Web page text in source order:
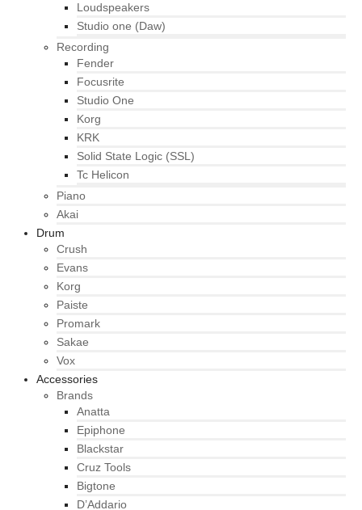
Loudspeakers
Studio one (Daw)
Recording
Fender
Focusrite
Studio One
Korg
KRK
Solid State Logic (SSL)
Tc Helicon
Piano
Akai
Drum
Crush
Evans
Korg
Paiste
Promark
Sakae
Vox
Accessories
Brands
Anatta
Epiphone
Blackstar
Cruz Tools
Bigtone
D’Addario